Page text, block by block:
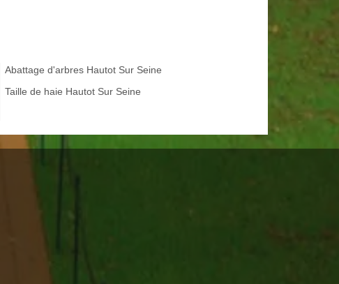
Abattage d'arbres Hautot Sur Seine
Taille de haie Hautot Sur Seine